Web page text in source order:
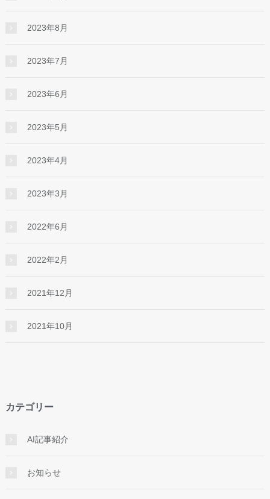
2023年8月
2023年7月
2023年6月
2023年5月
2023年4月
2023年3月
2022年6月
2022年2月
2021年12月
2021年10月
カテゴリー
AI記事紹介
お知らせ